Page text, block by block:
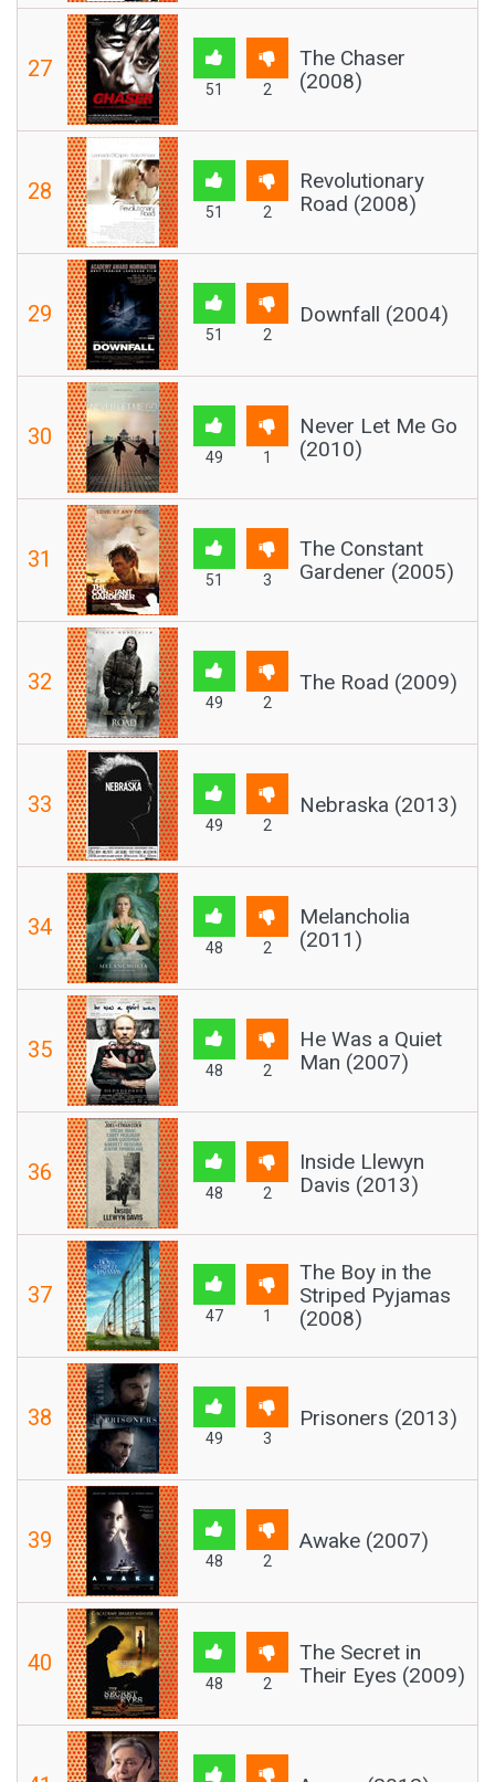
27
51 2
The Chaser
(2008)
28
51 2
Revolutionary
Road (2008)
29
51 2
Downfall (2004)
30
49 1
Never Let Me Go
(2010)
31
51 3
The Constant
Gardener (2005)
32
49 2
The Road (2009)
33
49 2
Nebraska (2013)
34
48 2
Melancholia
(2011)
35
48 2
He Was a Quiet
Man (2007)
36
48 2
Inside Llewyn
Davis (2013)
37
47 1
The Boy in the
Striped Pyjamas
(2008)
38
49 3
Prisoners (2013)
39
48 2
Awake (2007)
40
48 2
The Secret in
Their Eyes (2009)